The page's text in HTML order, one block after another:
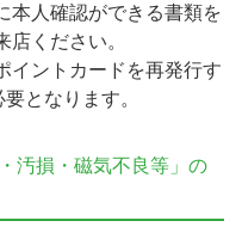
本人確認ができる書類を
ください。
イントカードを再発行す
となります。
汚損・磁気不良等」の